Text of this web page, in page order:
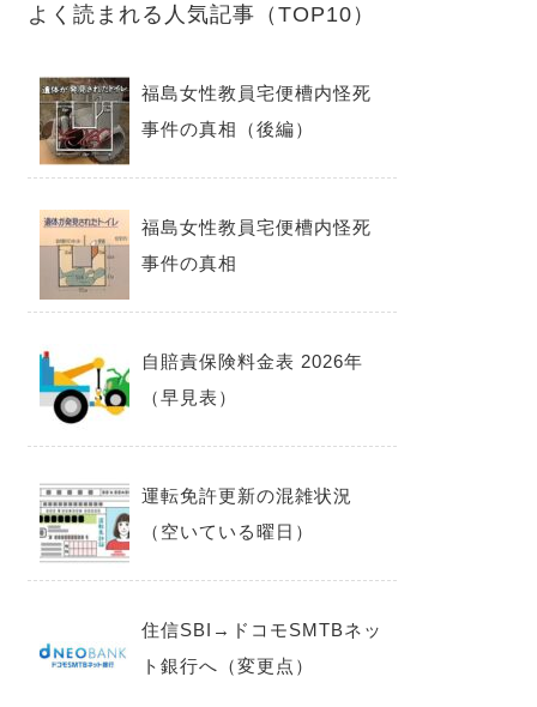
よく読まれる人気記事（TOP10）
福島女性教員宅便槽内怪死
事件の真相（後編）
福島女性教員宅便槽内怪死
事件の真相
自賠責保険料金表 2026年
（早見表）
運転免許更新の混雑状況
（空いている曜日）
住信SBI→ドコモSMTBネッ
ト銀行へ（変更点）